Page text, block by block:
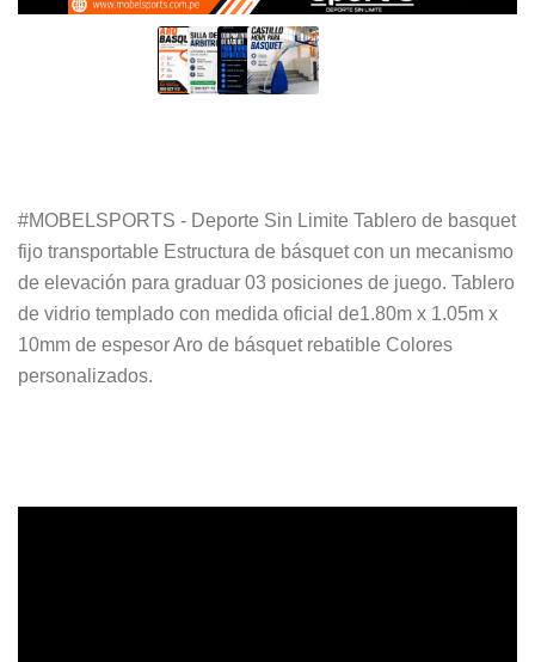
#MOBELSPORTS - Deporte Sin Limite Tablero de basquet
fijo transportable Estructura de básquet con un mecanismo
de elevación para graduar 03 posiciones de juego. Tablero
de vidrio templado con medida oficial de1.80m x 1.05m x
10mm de espesor Aro de básquet rebatible Colores
personalizados.